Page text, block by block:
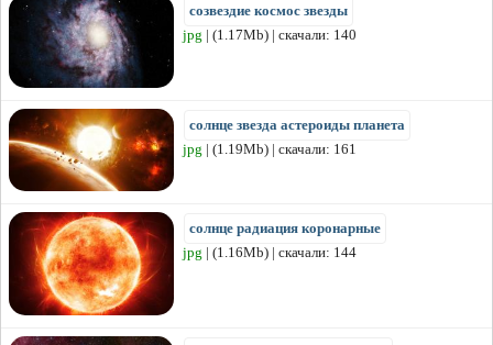
созвездие космос звезды
jpg | (1.17Mb) | скачали: 140
солнце звезда астероиды планета
jpg | (1.19Mb) | скачали: 161
солнце радиация коронарные
jpg | (1.16Mb) | скачали: 144